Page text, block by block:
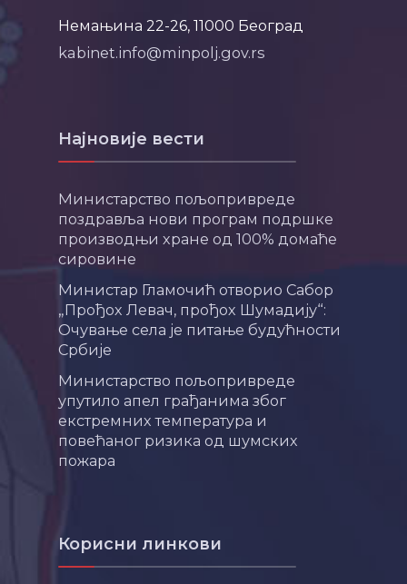
Немањина 22-26, 11000 Београд
kabinet.info@minpolj.gov.rs
Најновије вести
Министарство пољопривреде
поздравља нови програм подршке
производњи хране од 100% домаће
сировине
Министар Гламочић отворио Сабор
„Прођох Левач, прођох Шумадију“:
Очување села је питање будућности
Србије
Министарство пољопривреде
упутило апел грађанима због
екстремних температура и
повећаног ризика од шумских
пожара
Корисни линкови